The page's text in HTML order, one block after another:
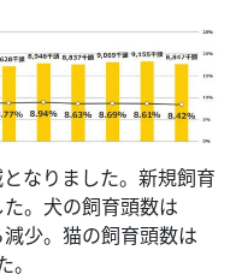
なりました。新規飼育
。犬の飼育頭数は
少。猫の飼育頭数は